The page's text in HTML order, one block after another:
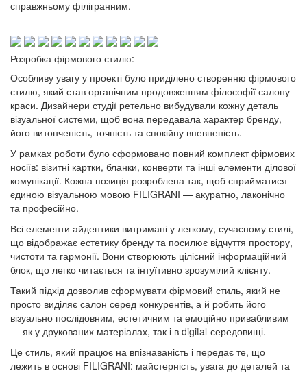
справжньому філігранним.
Розробка фірмового стилю:
Особливу увагу у проекті було приділено створенню фірмового
стилю, який став органічним продовженням філософії салону
краси. Дизайнери студії ретельно вибудували кожну деталь
візуальної системи, щоб вона передавала характер бренду,
його витонченість, точність та спокійну впевненість.
У рамках роботи було сформовано повний комплект фірмових
носіїв: візитні картки, бланки, конверти та інші елементи ділової
комунікації. Кожна позиція розроблена так, щоб сприйматися
єдиною візуальною мовою FILIGRANI — акуратно, лаконічно
та професійно.
Всі елементи айдентики витримані у легкому, сучасному стилі,
що відображає естетику бренду та посилює відчуття простору,
чистоти та гармонії. Вони створюють цілісний інформаційний
блок, що легко читається та інтуїтивно зрозумілий клієнту.
Такий підхід дозволив сформувати фірмовий стиль, який не
просто виділяє салон серед конкурентів, а й робить його
візуально послідовним, естетичним та емоційно привабливим
— як у друкованих матеріалах, так і в digital-середовищі.
Це стиль, який працює на впізнаваність і передає те, що
лежить в основі FILIGRANI: майстерність, увага до деталей та